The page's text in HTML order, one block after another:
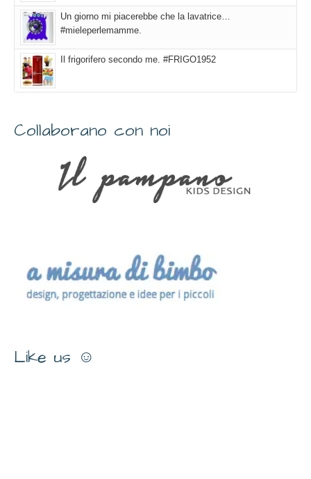
Un giorno mi piacerebbe che la lavatrice…
#mieleperlemamme.
Il frigorifero secondo me. #FRIGO1952
Collaborano con noi
Like us ☺